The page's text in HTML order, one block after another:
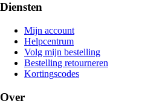
Diensten
Mijn account
Helpcentrum
Volg mijn bestelling
Bestelling retourneren
Kortingscodes
Over